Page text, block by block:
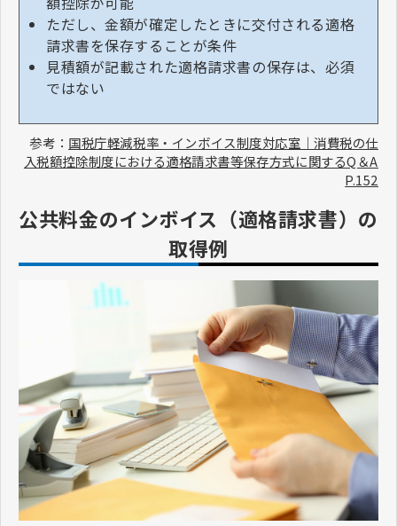
ただし、金額が確定したときに交付される適格
請求書を保存することが条件
見積額が記載された適格請求書の保存は、必須
ではない
参考： 国税庁軽減税率・インボイス制度対応室｜消費税の仕
入税額控除制度における適格請求書等保存方式に関するQ＆A
P.152
公共料金のインボイス（適格請求書）の
取得例